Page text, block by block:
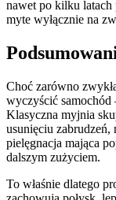
nawet po kilku latach
myte wyłącznie na
Choć zarówno
wyczyścić
Klasyczna myjnia
usunięciu zabrudzeń,
pielęgnacja mająca
dalszym zużyciem.
To właśnie dlatego